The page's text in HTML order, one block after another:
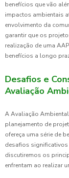
benefícios que vão
impactos ambientais
envolvimento da
garantir que os
realização de uma
benefícios a longo
Desafios e
Avaliação
A Avaliação
planejamento de
ofereça uma série de
desafios significativos
discutiremos os
enfrentam ao realizar